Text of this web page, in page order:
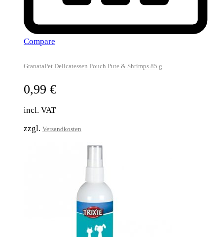
Compare
GranataPet Delicatessen Pouch Pute & Shrimps 85 g
0,99 €
incl. VAT
zzgl. Versandkosten